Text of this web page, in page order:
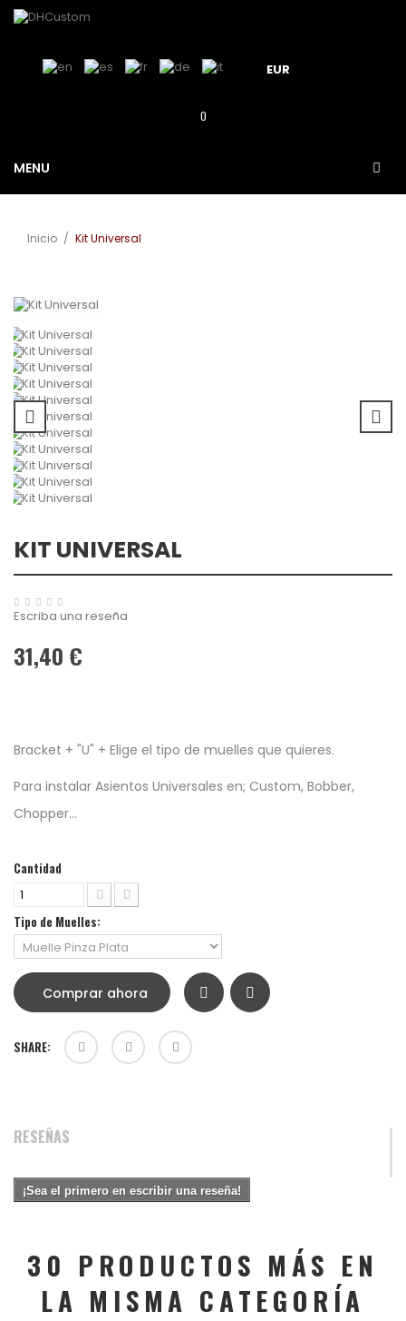
EUR
0
MENU
Inicio / Kit Universal
KIT UNIVERSAL
Escriba una reseña
31,40 €
Bracket + "U" + Elige el tipo de muelles que quieres.
Para instalar Asientos Universales en; Custom, Bobber,
Chopper...
Cantidad
Tipo de Muelles:
Comprar ahora
SHARE:
RESEÑAS
¡Sea el primero en escribir una reseña!
30 PRODUCTOS MÁS EN
LA MISMA CATEGORÍA